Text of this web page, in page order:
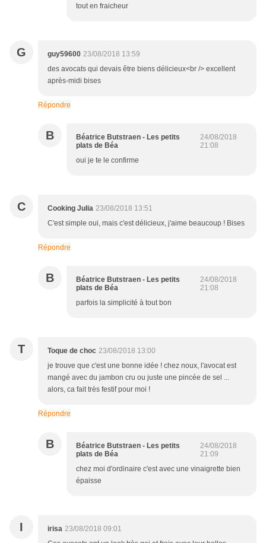
tout en fraicheur
G guy59600 23/08/2018 13:59
des avocats qui devais être biens délicieux<br /> excellent
après-midi bises
Répondre
B
Béatrice Butstraen - Les petits
plats de Béa
24/08/2018
21:08
oui je te le confirme
C Cooking Julia 23/08/2018 13:51
C'est simple oui, mais c'est délicieux, j'aime beaucoup ! Bises
Répondre
B
Béatrice Butstraen - Les petits
plats de Béa
24/08/2018
21:08
parfois la simplicité à tout bon
T Toque de choc 23/08/2018 13:00
je trouve que c'est une bonne idée ! chez noux, l'avocat est
mangé avec du jambon cru ou juste une pincée de sel ...
alors, ca fait très festif pour moi !
Répondre
B
Béatrice Butstraen - Les petits
plats de Béa
24/08/2018
21:09
chez moi d'ordinaire c'est avec une vinaigrette bien
épaisse
I irisa 23/08/2018 09:01